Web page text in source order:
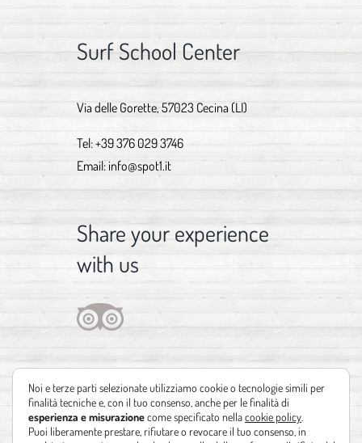
Surf School Center
Via delle Gorette, 57023 Cecina (LI)
Tel:+39 376 029 3746
Email: info@spot1.it
Share your experience
with us
Noi e terze parti selezionate utilizziamo cookie o tecnologie simili per
finalità tecniche e, con il tuo consenso, anche per le finalità di
esperienza e misurazionecome specificato nellacookie policy
Puoi liberamente prestare, rifiutare o revocare il tuo consenso, in